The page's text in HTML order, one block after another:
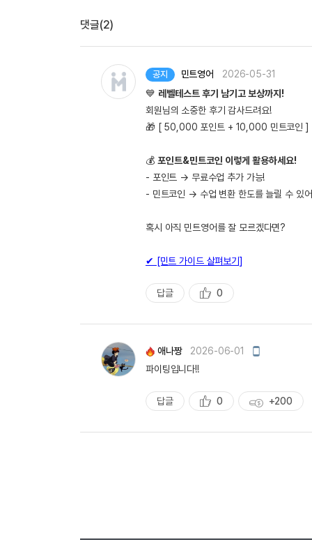
댓글(2)
공지 민트영어
2026-05-31
💙 레벨테스트 후기 남기고 보상까지!
회원님의 소중한 후기 감사드려요!
🎁 [ 50,000 포인트 + 10,000 민트코인 ]
💰 포인트&민트코인 이렇게 활용하세요!
- 포인트 → 무료수업 추가 가능!
- 민트코인 → 수업 변환 한도를 늘릴 수 있
혹시 아직 민트영어를 잘 모르겠다면?
✔ [민트 가이드 살펴보기]
답글
추
0
애나짱 2026-06-01
모
성
파이팅입니다!!
답글
추
천
0
획
득
+200